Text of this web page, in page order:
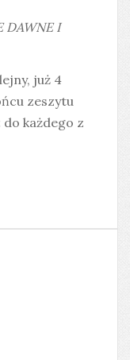
DAWNE I
już 4
zeszytu
każdego z